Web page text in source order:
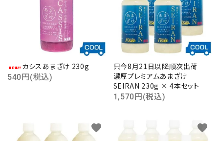
カシスあまざけ 230g
540円(税込)
只今8月21日以降順次出荷
濃厚プレミアムあまざけ
SEIRAN 230g × 4本セット
1,570円(税込)
favorite favorite